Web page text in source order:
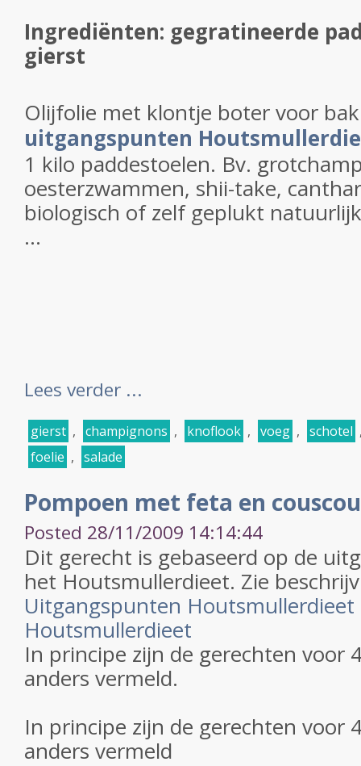
Ingrediënten: gegratineerde
gierst
Olijfolie met klontje boter voor
uitgangspunten
1 kilo paddestoelen. Bv.
oesterzwammen, shii-take,
biologisch of zelf geplukt
...
Lees verder ...
gierst , champignons , knoflook , voeg , schotel
foelie , salade
Pompoen met feta en
Posted 28/11/2009 14:14:44
Dit gerecht is gebaseerd op de
het Houtsmullerdieet. Zie
Uitgangspunten Houtsmullerdieet
Houtsmullerdieet
In principe zijn de gerechten voor
anders vermeld.
In principe zijn de gerechten voor
anders vermeld